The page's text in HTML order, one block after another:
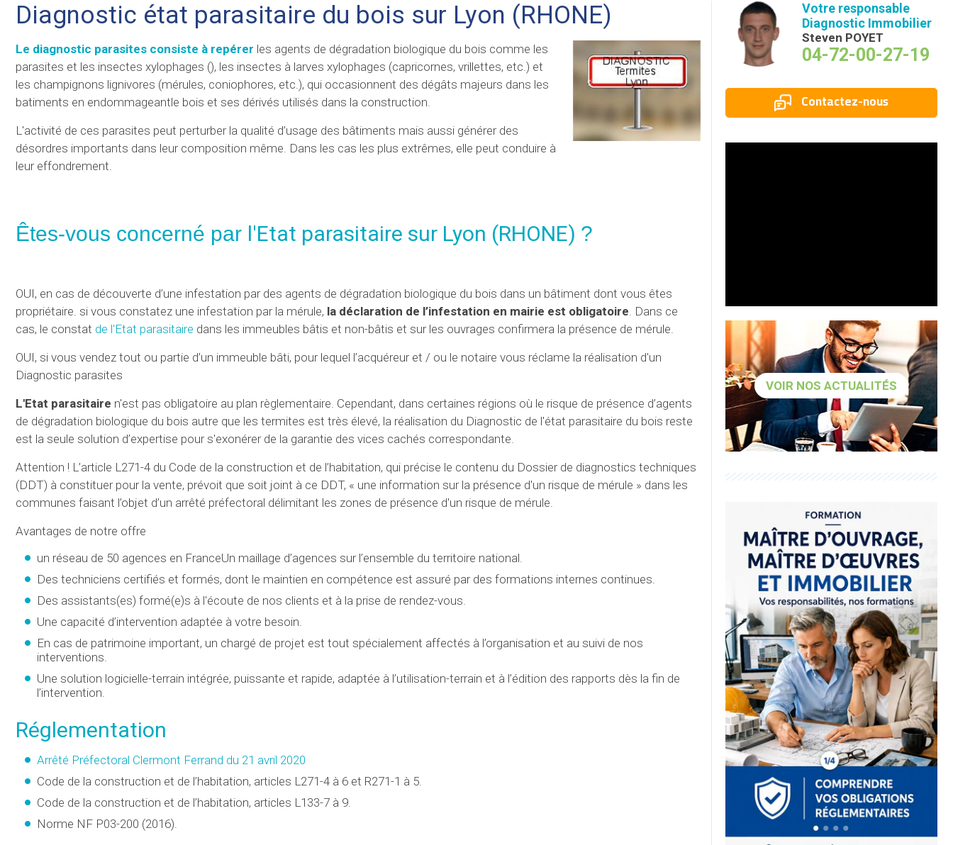
Diagnostic état parasitaire du bois sur Lyon (RHONE)
Le diagnostic parasites consiste à repérer les agents de dégradation biologique du bois comme les
parasites et les insectes xylophages (), les insectes à larves xylophages (capricornes, vrillettes, etc.) et
les champignons lignivores (mérules, coniophores, etc.), qui occasionnent des dégâts majeurs dans les
batiments en endommageantle bois et ses dérivés utilisés dans la construction.
L'activité de ces parasites peut perturber la qualité d’usage des bâtiments mais aussi générer des
désordres importants dans leur composition même. Dans les cas les plus extrêmes, elle peut conduire à
leur effondrement.
Êtes-vous concerné par l'Etat parasitaire sur Lyon (RHONE) ?
OUI, en cas de découverte d’une infestation par des agents de dégradation biologique du bois dans un bâtiment dont vous êtes
propriétaire. si vous constatez une infestation par la mérule, la déclaration de l’infestation en mairie est obligatoire. Dans ce
cas, le constat de l'Etat parasitaire dans les immeubles bâtis et non-bâtis et sur les ouvrages confirmera la présence de mérule.
OUI, si vous vendez tout ou partie d’un immeuble bâti, pour lequel l’acquéreur et / ou le notaire vous réclame la réalisation d'un
Diagnostic parasites
L'Etat parasitaire n'est pas obligatoire au plan règlementaire. Cependant, dans certaines régions où le risque de présence d’agents
de dégradation biologique du bois autre que les termites est très élevé, la réalisation du Diagnostic de l'état parasitaire du bois reste
est la seule solution d’expertise pour s'exonérer de la garantie des vices cachés correspondante.
Attention ! L’article L271-4 du Code de la construction et de l’habitation, qui précise le contenu du Dossier de diagnostics techniques
(DDT) à constituer pour la vente, prévoit que soit joint à ce DDT, « une information sur la présence d'un risque de mérule » dans les
communes faisant l’objet d’un arrêté préfectoral délimitant les zones de présence d'un risque de mérule.
Avantages de notre offre
un réseau de 50 agences en FranceUn maillage d’agences sur l’ensemble du territoire national.
Des techniciens certifiés et formés, dont le maintien en compétence est assuré par des formations internes continues.
Des assistants(es) formé(e)s à l'écoute de nos clients et à la prise de rendez-vous.
Une capacité d’intervention adaptée à votre besoin.
En cas de patrimoine important, un chargé de projet est tout spécialement affectés à l’organisation et au suivi de nos
interventions.
Une solution logicielle-terrain intégrée, puissante et rapide, adaptée à l’utilisation-terrain et à l’édition des rapports dès la fin de
l’intervention.
Réglementation
Arrêté Préfectoral Clermont Ferrand du 21 avril 2020
Code de la construction et de l’habitation, articles L271-4 à 6 et R271-1 à 5.
Code de la construction et de l’habitation, articles L133-7 à 9.
Norme NF P03-200 (2016).
Votre responsable
Diagnostic Immobilier
Steven POYET
04-72-00-27-19
Contactez-nous
VOIR NOS ACTUALITÉS